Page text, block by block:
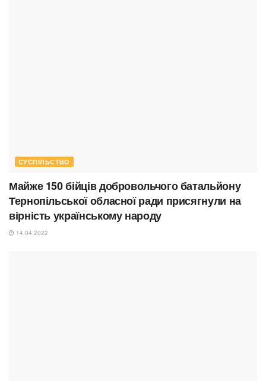
СУСПІЛЬСТВО
Майже 150 бійців добровольчого батальйону
Тернопільської обласної ради присягнули на
вірність українському народу
14.04.2022